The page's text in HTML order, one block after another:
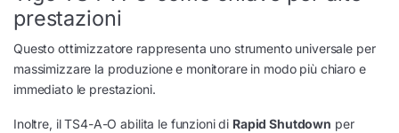
prestazioni
Questo ottimizzatore rappresenta uno strumento universale per
massimizzare la produzione e monitorare in modo più chiaro e
immediato le prestazioni.
Inoltre, il TS4-A-O abilita le funzioni di Rapid Shutdown per